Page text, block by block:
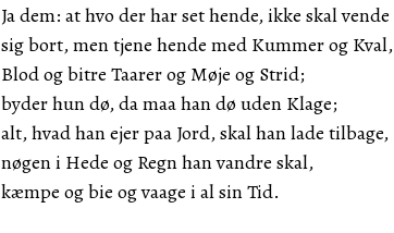
Ja dem: at hvo der har set hende, ikke skal vende
sig bort, men tjene hende med Kummer og Kval,
Blod og bitre Taarer og Møje og Strid;
byder hun dø, da maa han dø uden Klage;
alt, hvad han ejer paa Jord, skal han lade tilbage,
nøgen i Hede og Regn han vandre skal,
kæmpe og bie og vaage i al sin Tid.